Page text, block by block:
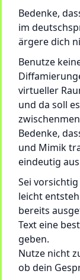
Bedenke,
im
ärgere dich
Benutze
virtueller
und da soll
Bedenke,
und Mimik
eindeutig
Sei
leicht
bereits
Text eine
geben.
Nutze nicht
ob dein